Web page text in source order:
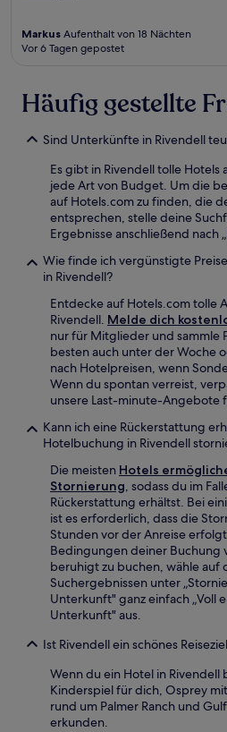
Markus Aufenthalt von 18 Nächten
Vor 6 Tagen gepostet
Häufig gestellte
Sind Unterkünfte in Rivendell
Es gibt in Rivendell tolle
jede Art von Budget. Um die
auf Hotels.com zu finden, die
entsprechen, stelle deine
Ergebnisse anschließend nach
Wie finde ich vergünstigte
in Rivendell?
Entdecke auf Hotels.com tolle
Rivendell. Melde dich
nur für Mitglieder und sammle
besten auch unter der Woche
nach Hotelpreisen, wenn
Wenn du spontan verreist,
unsere Last-minute-Angebote
Kann ich eine Rückerstattung
Hotelbuchung in Rivendell
Die meisten Hotels
Stornierung, sodass du im
Rückerstattung erhältst. Bei
ist es erforderlich, dass die
Stunden vor der Anreise
Bedingungen deiner Buchung
beruhigt zu buchen, wähle auf
Suchergebnissen unter
Unterkunft" ganz einfach „Voll
Unterkunft" aus.
Ist Rivendell ein schönes
Wenn du ein Hotel in Rivendell
Kinderspiel für dich, Osprey
rund um Palmer Ranch und
erkunden.